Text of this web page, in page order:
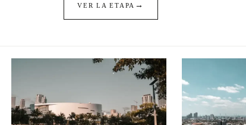
VER LA ETAPA →